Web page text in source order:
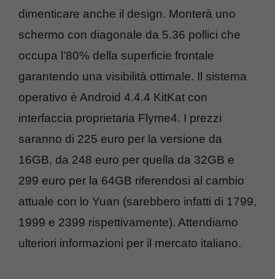
dimenticare anche il design. Monterà uno
schermo con diagonale da 5.36 pollici che
occupa l’80% della superficie frontale
garantendo una visibilità ottimale. Il sistema
operativo è Android 4.4.4 KitKat con
interfaccia proprietaria Flyme4. I prezzi
saranno di 225 euro per la versione da
16GB, da 248 euro per quella da 32GB e
299 euro per la 64GB riferendosi al cambio
attuale con lo Yuan (sarebbero infatti di 1799,
1999 e 2399 rispettivamente). Attendiamo
ulteriori informazioni per il mercato italiano.